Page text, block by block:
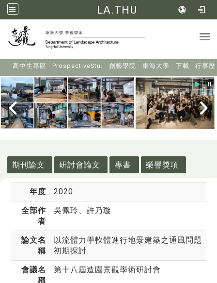
LA.THU
高中生專區 ProspectiveStu. 創藝學院 東海大學 下載 行事歷
期刊論文
研討會論文 專書 榮譽獎項
年度 2020
全部作
者
吳佩玲 、許乃璇
論文名
稱
以流體力學軟體進行地景建築之通風問題
初期探討
會議名
稱
第十八屆造園景觀學術研討會